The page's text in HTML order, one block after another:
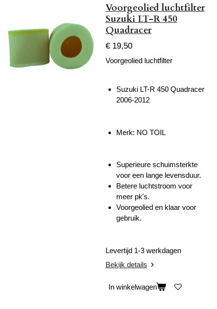
Voorgeolied luchtfilter
Suzuki LT-R 450
Quadracer
€ 19,50
Voorgeolied luchtfilter
Suzuki LT-R 450 Quadracer
2006-2012
Merk: NO TOIL
Superieure schuimsterkte
voor een lange levensduur.
Betere luchtstroom voor
meer pk's.
Voorgeolied en klaar voor
gebruik.
Levertijd 1-3 werkdagen
Bekijk details
In winkelwagen